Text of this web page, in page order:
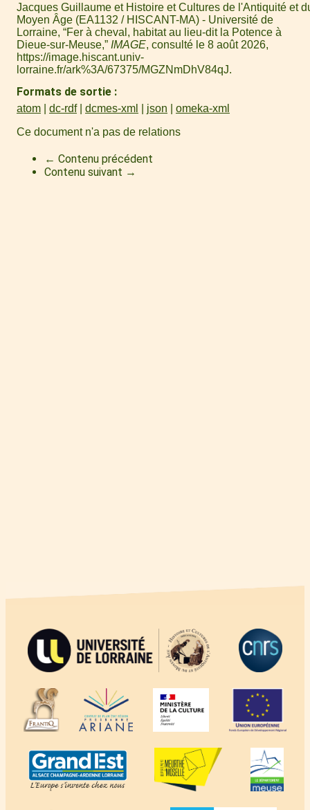
Jacques Guillaume et Histoire et Cultures de l'Antiquité et
Moyen Âge (EA1132 / HISCANT-MA) - Université de
Lorraine, “Fer à cheval, habitat au lieu-dit la Potence à
Dieue-sur-Meuse,” IMAGE, consulté le 8 août 2026,
https://image.hiscant.univ-
lorraine.fr/ark%3A/67375/MGZNmDhV84qJ.
Formats de sortie
atom dc-rdf dcmes-xml json
omeka-xml
Ce document n'a pas de relations
← Contenu précédent
Contenu suivant →